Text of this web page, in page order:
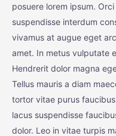
posuere lorem ipsum.
suspendisse interdum
vivamus at augue eget
amet. In metus vulputate
Hendrerit dolor magna
Tellus mauris a diam
tortor vitae purus
lacus suspendisse
dolor. Leo in vitae turpis